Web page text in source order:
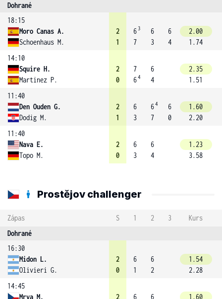
Dohrané
18:15
Moro Canas A.
Schoenhaus M.
2
1
6 3
7
6
3
6
4
2.00
1.74
14:10
Squire H.
Martinez P.
2
0
7
64
6
4
2.35
1.51
11:40
Den Ouden G.
Dodig M.
2
1
6
3
64
7
6
0
1.60
2.20
11:40
Nava E.
Topo M.
2
0
6
3
6
4
1.23
3.58
Prostějov challenger
Zápas S 1 2 3
Kurs
Dohrané
16:30
Midon L.
Olivieri G.
2
0
6
1
6
2
1.54
2.28
14:45
Mrva M.
2
6
6
1.60